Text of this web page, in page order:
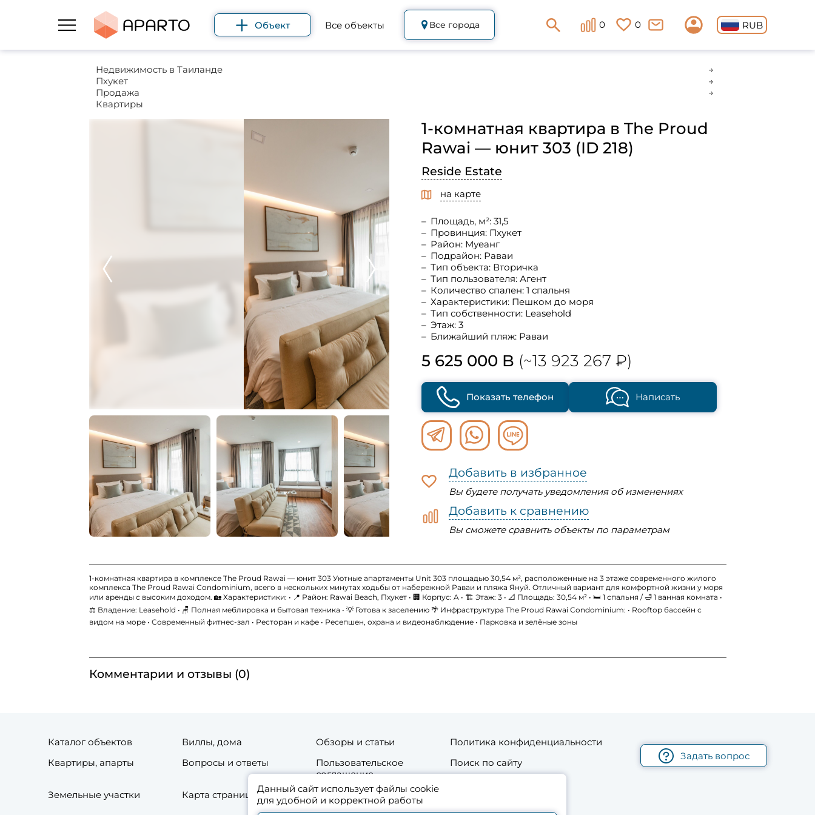
Объект Все объекты Все города 0 0 RUB
Недвижимость в Таиланде
Пхукет
Продажа
Квартиры
1-комнатная квартира в The Proud
Rawai — юнит 303 (ID 218)
Reside Estate
на карте
Площадь, м²: 31,5
Провинция: Пхукет
Район: Муеанг
Подрайон: Раваи
Тип объекта: Вторичка
Тип пользователя: Агент
Количество спален: 1 спальня
Характеристики: Пешком до моря
Тип собственности: Leasehold
Этаж: 3
Ближайший пляж: Раваи
5 625 000 B (~13 923 267 ₽)
Показать телефон Написать
Добавить в избранное
Вы будете получать уведомления об изменениях
Добавить к сравнению
Вы сможете сравнить объекты по параметрам
1-комнатная квартира в комплексе The Proud Rawai — юнит 303 Уютные апартаменты Unit 303 площадью 30,54 м², расположенные на 3 этаже современного жилого
комплекса The Proud Rawai Condominium, всего в нескольких минутах ходьбы от набережной Раваи и пляжа Януй. Отличный вариант для комфортной жизни у моря
или аренды с высоким доходом. 🏡 Характеристики: • 📍 Район: Rawai Beach, Пхукет • 🏢 Корпус: A • 🏗 Этаж: 3 • 📐 Площадь: 30,54 м² • 🛏 1 спальня / 🛁 1 ванная комната •
⚖️ Владение: Leasehold • 🪑 Полная меблировка и бытовая техника • 💡 Готова к заселению 🌴 Инфраструктура The Proud Rawai Condominium: • Rooftop бассейн с
видом на море • Современный фитнес-зал • Ресторан и кафе • Ресепшен, охрана и видеонаблюдение • Парковка и зелёные зоны
Комментарии и отзывы (0)
Данный сайт использует файлы cookie
для удобной и корректной работы
Каталог объектов Виллы, дома Обзоры и статьи
Политика конфиденциальности
Квартиры, апарты
Вопросы и ответы
Пользовательское
соглашение
Поиск по сайту
Земельные участки Карта страниц сайта Контакты
Задать вопрос